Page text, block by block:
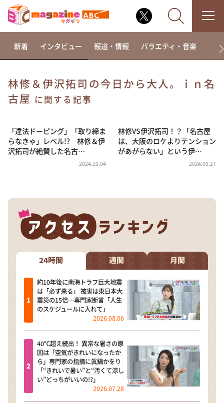
なるみ・岡村の過ぎるTV
これ余談なんですけど・・・
～人生密着トークバラエティ！～ やすとものいたっ
て真剣です
DAIGOも台所 ～きょうの献立 何にする？～
朝だ！生です旅サラダ
教えて！ニュースライブ 正義のミカタ
ＬＩＦＥ～夢のカタチ～
新婚さんいらっしゃい！
ポツンと一軒家
ザキ山小屋本館
ぺこぱのまるスポ
アナ回覧板
新着 インタビュー 報道・情報 バラエティ・音楽 ド
林修＆伊沢拓司の今日から大人。ｉｎ名
古屋 に関する記事
「違法ドーピング」「取り締ま
らなきゃ」レベル!? 林修＆伊
沢拓司が絶賛した名古…
2024.10.04
林修VS伊沢拓司！？「名古屋
は、大阪のロケよりテンション
があがらない」という伊…
2024.09.27
24時間 週間 月間
約10年後に南海トラフ巨大地震
は「必ず来る」 被害は東日本大
震災の15倍…専門家断言「人生
のスケジュールに入れて」
2026.08.06
40℃超え続出！ 異常な暑さの原
因は「空気がきれいになったか
ら」専門家の指摘に眞鍋かをり
「“きれいで暑い”と“汚くて涼し
い”どっちがいいの!?」
2026.07.28